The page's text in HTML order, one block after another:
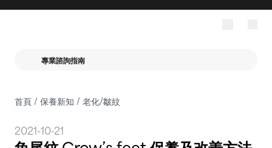
專業諮詢指南
首頁/ 保養新知 / 老化/皺紋
2021-10-21